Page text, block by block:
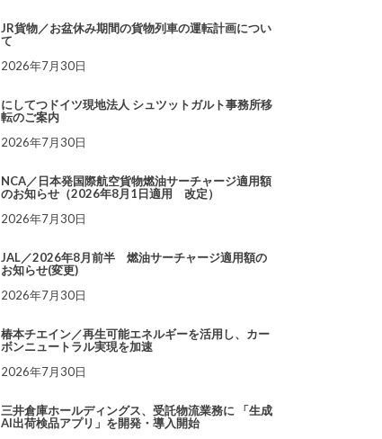
JR貨物／お盆休み期間の貨物列車の運転計画につい
て
2026年7月30日
にしてつドイツ現地法人 シュツットガルト事務所移
転のご案内
2026年7月30日
NCA／日本発国際航空貨物燃油サーチャージ適用額
のお知らせ（2026年8月1日適用 改定）
2026年7月30日
JAL／2026年8月前半 燃油サーチャージ適用額の
お知らせ(変更)
2026年7月30日
椿本チエイン／再生可能エネルギーを活用し、カー
ボンニュートラル実現を加速
2026年7月30日
三井倉庫ホールディングス、受託物流業務に 「生成
AI出荷検品アプリ」を開発・導入開始